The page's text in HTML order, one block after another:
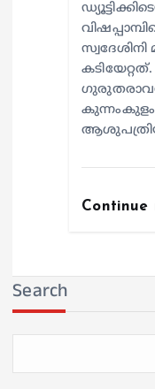
കടിയേറ്റത്.
കുന്നംകുളം
Continue
Search